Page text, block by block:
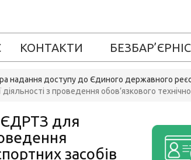
КОНТАКТИ
надання доступу до Єдиного державного
з проведення обов’язкового
ЄДРТЗ для
засобів